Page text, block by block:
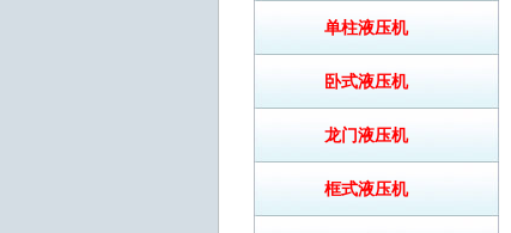
单柱液压机
卧式液压机
龙门液压机
框式液压机